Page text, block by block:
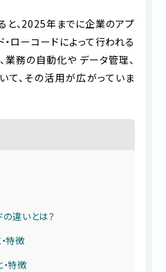
と、2025年までに企業のアプ
ローコードによって行われる
業務の自動化や データ管理、
て、その活用が広がっていま
違いとは？
特徴
特徴